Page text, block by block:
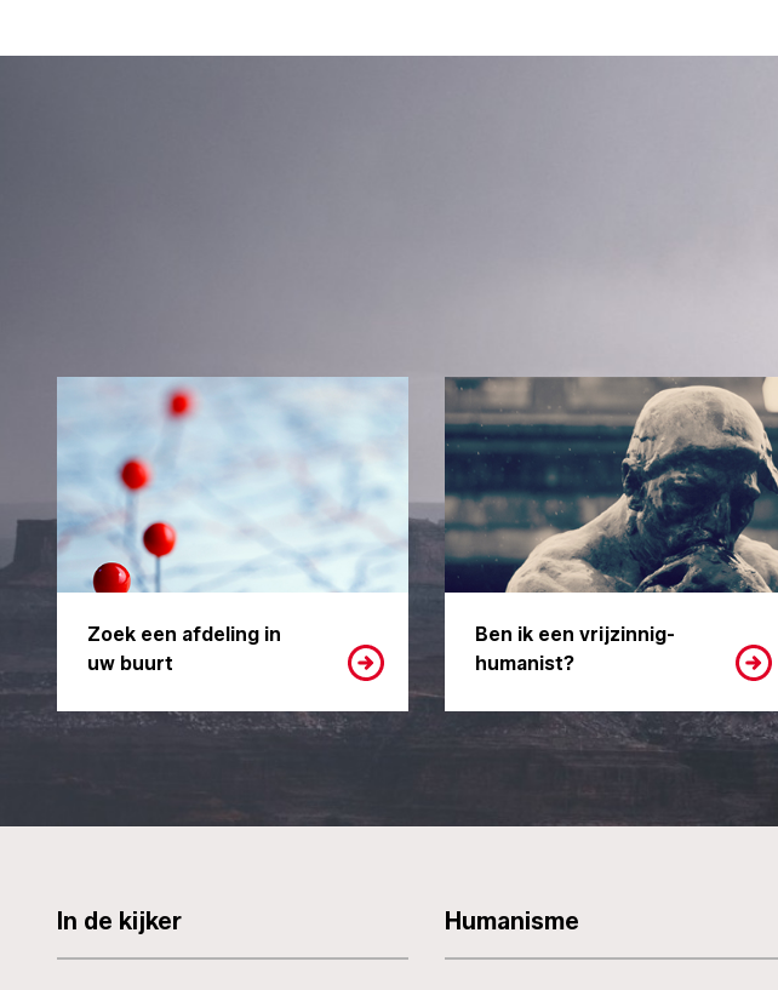
Zoek een afdeling in
uw buurt
Ben ik een vrijzinnig-
humanist?
In de kijker Humanisme